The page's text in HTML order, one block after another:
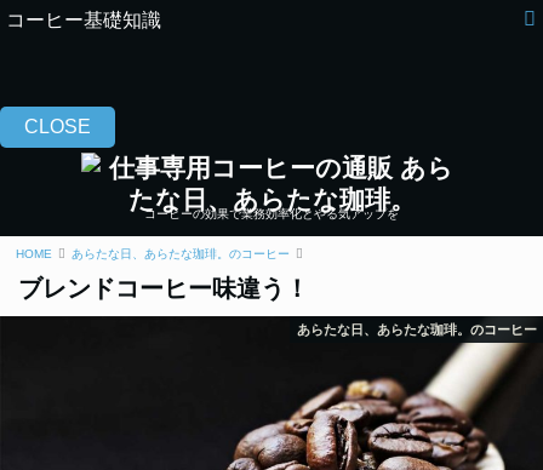
コーヒー基礎知識
CLOSE
コーヒーの効果で業務効率化とやる気アップを
HOME あらたな日、あらたな珈琲。のコーヒー
ブレンドコーヒー味違う！
あらたな日、あらたな珈琲。のコーヒー